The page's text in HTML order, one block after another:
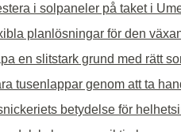
i solpaneler på taket i
planlösningar för den
en slitstark grund med rätt
tusenlappar genom att ta
betydelse för